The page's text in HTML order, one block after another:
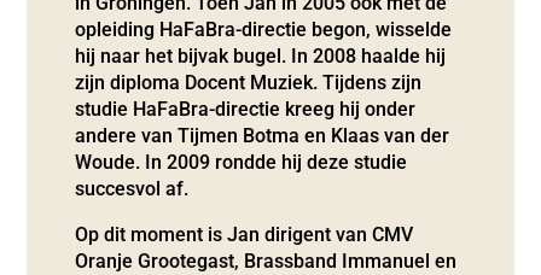
opleiding HaFaBra-directie begon, wisselde
hij naar het bijvak bugel. In 2008 haalde hij
zijn diploma Docent Muziek. Tijdens zijn
studie HaFaBra-directie kreeg hij onder
andere van Tijmen Botma en Klaas van der
Woude. In 2009 rondde hij deze studie
succesvol af.
Op dit moment is Jan dirigent van CMV
Oranje Grootegast, Brassband Immanuel en